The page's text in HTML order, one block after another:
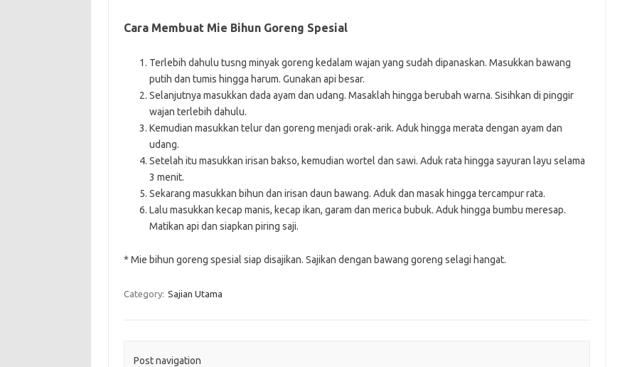
Cara Membuat Mie Bihun Goreng Spesial
Terlebih dahulu tusng minyak goreng kedalam wajan yang sudah dipanaskan. Masukkan bawang
putih dan tumis hingga harum. Gunakan api besar.
Selanjutnya masukkan dada ayam dan udang. Masaklah hingga berubah warna. Sisihkan di pinggir
wajan terlebih dahulu.
Kemudian masukkan telur dan goreng menjadi orak-arik. Aduk hingga merata dengan ayam dan
udang.
Setelah itu masukkan irisan bakso, kemudian wortel dan sawi. Aduk rata hingga sayuran layu selama
3 menit.
Sekarang masukkan bihun dan irisan daun bawang. Aduk dan masak hingga tercampur rata.
Lalu masukkan kecap manis, kecap ikan, garam dan merica bubuk. Aduk hingga bumbu meresap.
Matikan api dan siapkan piring saji.
* Mie bihun goreng spesial siap disajikan. Sajikan dengan bawang goreng selagi hangat.
Category: Sajian Utama
Post navigation